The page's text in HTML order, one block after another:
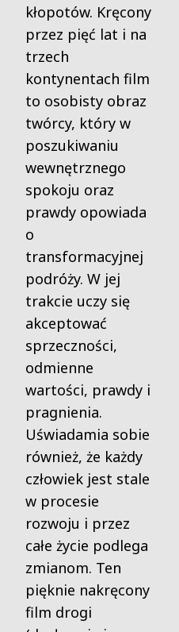
kłopotów. Kręcony
przez pięć lat i na
trzech
kontynentach film
to osobisty obraz
twórcy, który w
poszukiwaniu
wewnętrznego
spokoju oraz
prawdy opowiada
o
transformacyjnej
podróży. W jej
trakcie uczy się
akceptować
sprzeczności,
odmienne
wartości, prawdy i
pragnienia.
Uświadamia sobie
również, że każdy
człowiek jest stale
w procesie
rozwoju i przez
całe życie podlega
zmianom. Ten
pięknie nakręcony
film drogi